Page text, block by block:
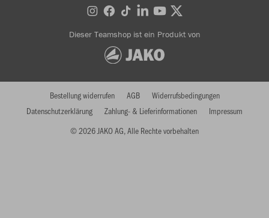
Dieser Teamshop ist ein Produkt von
© 2026 JAKO AG, Alle Rechte vorbehalten
Bestellung widerrufen AGB
Widerrufsbedingungen
Datenschutzerklärung
Zahlung- & Lieferinformationen Impressum